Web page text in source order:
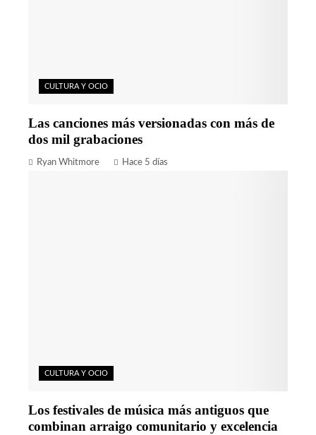
CULTURA Y OCIO
Las canciones más versionadas con más de
dos mil grabaciones
Ryan Whitmore Hace 5 días
CULTURA Y OCIO
Los festivales de música más antiguos que
combinan arraigo comunitario y excelencia